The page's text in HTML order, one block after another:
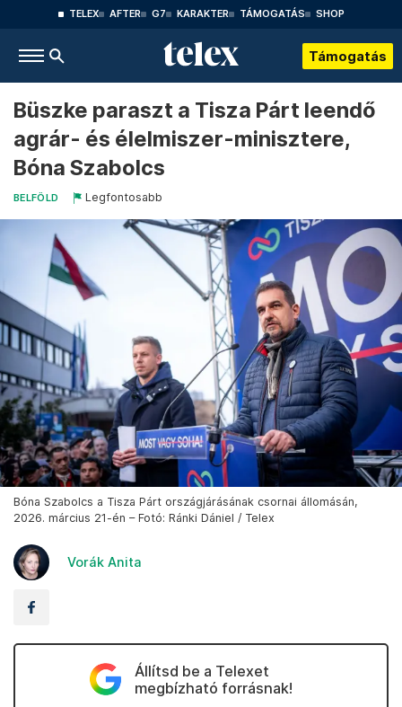
TELEX AFTER G7 KARAKTER TÁMOGATÁS SHOP
Támogatás
Büszke paraszt a Tisza Párt leendő
agrár- és élelmiszer-minisztere,
Bóna Szabolcs
BELFÖLD Legfontosabb
Bóna Szabolcs a Tisza Párt országjárásának csornai állomásán,
2026. március 21-én – Fotó: Ránki Dániel / Telex
Vorák Anita
Állítsd be a Telexet
megbízható forrásnak!